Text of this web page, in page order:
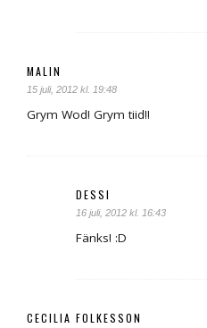
MALIN
15 juli, 2012 kl. 19:48
Grym Wod! Grym tiid!!
DESSI
16 juli, 2012 kl. 16:43
Fänks! :D
CECILIA FOLKESSON